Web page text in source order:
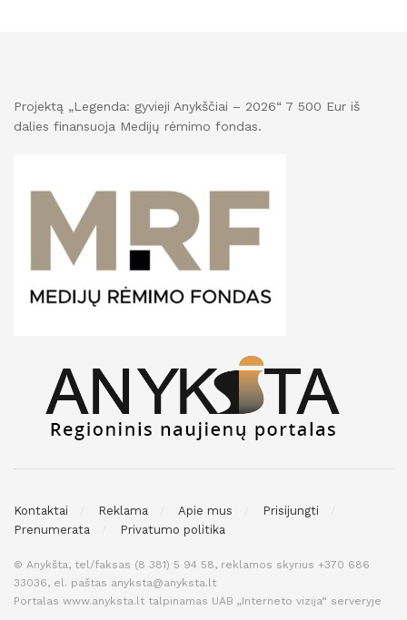
Projektą „Legenda: gyvieji Anykščiai – 2026“ 7 500 Eur iš
dalies finansuoja Medijų rėmimo fondas.
Kontaktai Reklama Apie mus
Prisijungti
Prenumerata
Privatumo politika
© Anykšta, tel/faksas (8 381) 5 94 58, reklamos skyrius +370 686
33036, el. paštas anyksta@anyksta.lt
Portalas www.anyksta.lt talpinamas UAB „Interneto vizija“ serveryje